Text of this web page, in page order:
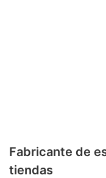
Fabricante de
tiendas